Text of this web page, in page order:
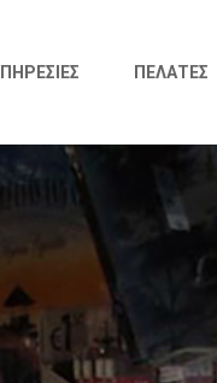
ΠΕΛΑΤΕΣ